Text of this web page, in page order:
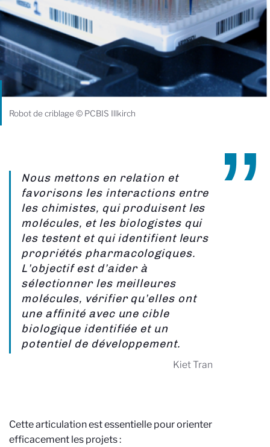
Robot de criblage © PCBIS Illkirch
Nous mettons en relation et
favorisons les interactions entre
les chimistes, qui produisent les
molécules, et les biologistes qui
les testent et qui identifient leurs
propriétés pharmacologiques.
L’objectif est d’aider à
sélectionner les meilleures
molécules, vérifier qu’elles ont
une affinité avec une cible
biologique identifiée et un
potentiel de développement.
Kiet Tran
Cette articulation est essentielle pour orienter
efficacement les projets :